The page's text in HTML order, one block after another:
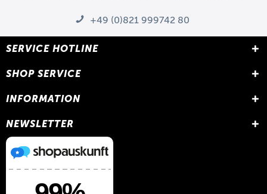
+49 (0)821 999742 80
SERVICE HOTLINE
SHOP SERVICE
INFORMATION
NEWSLETTER